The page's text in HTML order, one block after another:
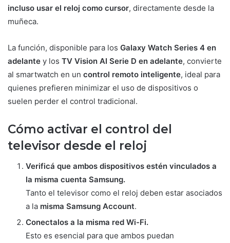
incluso usar el reloj como cursor, directamente desde la
muñeca.
La función, disponible para los Galaxy Watch Series 4 en
adelante y los TV Vision AI Serie D en adelante, convierte
al smartwatch en un control remoto inteligente, ideal para
quienes prefieren minimizar el uso de dispositivos o
suelen perder el control tradicional.
Cómo activar el control del
televisor desde el reloj
Verificá que ambos dispositivos estén vinculados a
la misma cuenta Samsung.
Tanto el televisor como el reloj deben estar asociados
a la misma Samsung Account.
Conectalos a la misma red Wi-Fi.
Esto es esencial para que ambos puedan